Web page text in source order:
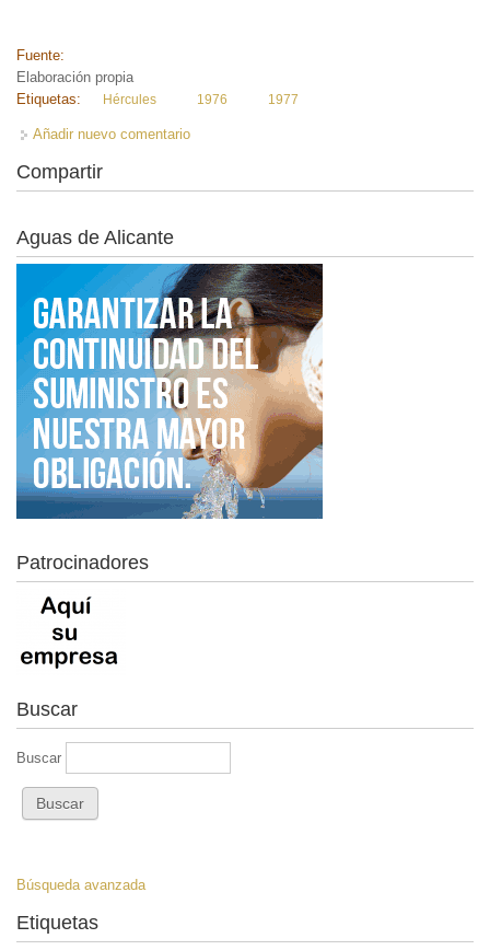
Fuente:
Elaboración propia
Etiquetas:
Hércules 1976 1977
Añadir nuevo comentario
Compartir
Aguas de Alicante
Patrocinadores
Buscar
Buscar
Búsqueda avanzada
Etiquetas